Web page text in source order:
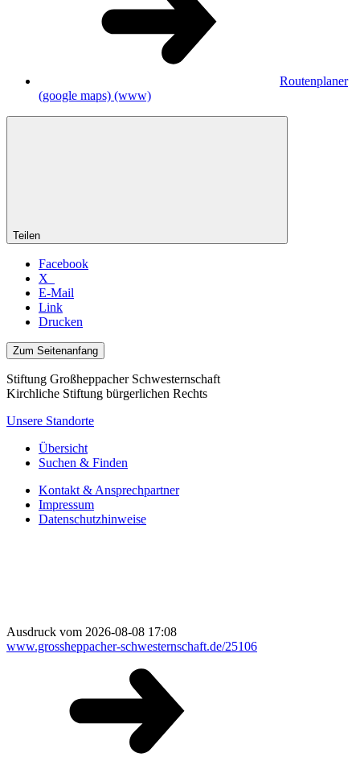
Routenplaner
(google maps) (www)
Teilen
Facebook
X
E-Mail
Link
Drucken
Zum Seitenanfang
Stiftung Großheppacher Schwesternschaft
Kirchliche Stiftung bürgerlichen Rechts
Unsere Standorte
Übersicht
Suchen & Finden
Kontakt & Ansprechpartner
Impressum
Datenschutzhinweise
Ausdruck vom 2026-08-08 17:08
www.grossheppacher-schwesternschaft.de/25106